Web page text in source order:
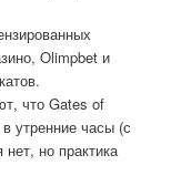
Olimpbet и
что Gates of
утренние часы (с
но практика